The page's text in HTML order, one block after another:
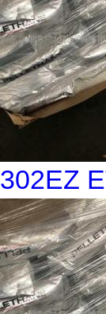
302EZ